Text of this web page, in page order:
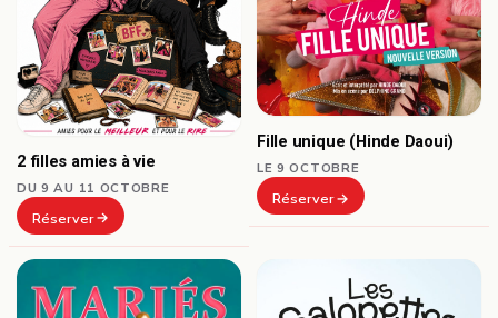
2 filles amies à vie
DU 9 AU 11 OCTOBRE
Réserver
Fille unique (Hinde Daoui)
LE 9 OCTOBRE
Réserver